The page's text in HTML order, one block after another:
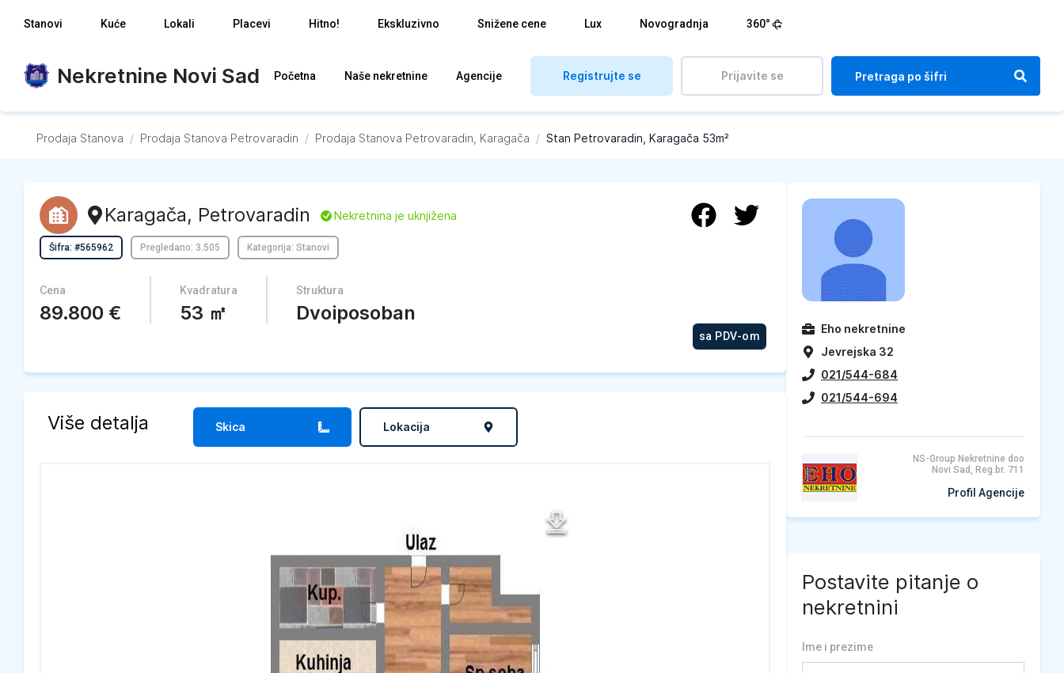
Stanovi Kuće Lokali Placevi Hitno! Ekskluzivno Snižene cene Lux Novogradnja 360°
Nekretnine Novi Sad Početna Naše nekretnine Agencije Registrujte se Prijavite se
Prodaja Stanova / Prodaja Stanova Petrovaradin / Prodaja Stanova Petrovaradin, Karagača / Stan Petrovaradin, Karagača 53m²
Karagača, Petrovaradin L Nekretnina je uknjižena
Šifra: #565962 Pregledano: 3.505 Kategorija: Stanovi
Cena
89.800 €
Kvadratura
53 ㎡
Struktura
Dvoiposoban
sa PDV-om
Više detalja Skica Lokacija
Eho nekretnine
Jevrejska 32
021/544-684
021/544-694
NS-Group Nekretnine doo
Novi Sad, Reg.br. 711
Profil Agencije
Postavite pitanje o
nekretnini
Ime i prezime